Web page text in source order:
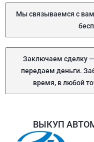
Мы связываемся с
Заключаем сделку
передаем деньги.
время, в любой
ВЫКУП